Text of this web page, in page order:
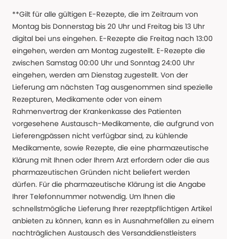
**Gilt für alle gültigen E-Rezepte, die im Zeitraum von
Montag bis Donnerstag bis 20 Uhr und Freitag bis 13 Uhr
digital bei uns eingehen. E-Rezepte die Freitag nach 13:00
eingehen, werden am Montag zugestellt. E-Rezepte die
zwischen Samstag 00:00 Uhr und Sonntag 24:00 Uhr
eingehen, werden am Dienstag zugestellt. Von der
Lieferung am nächsten Tag ausgenommen sind spezielle
Rezepturen, Medikamente oder von einem
Rahmenvertrag der Krankenkasse des Patienten
vorgesehene Austausch-Medikamente, die aufgrund von
Lieferengpässen nicht verfügbar sind, zu kühlende
Medikamente, sowie Rezepte, die eine pharmazeutische
Klärung mit Ihnen oder Ihrem Arzt erfordern oder die aus
pharmazeutischen Gründen nicht beliefert werden
dürfen. Für die pharmazeutische Klärung ist die Angabe
Ihrer Telefonnummer notwendig. Um Ihnen die
schnellstmögliche Lieferung Ihrer rezeptpflichtigen Artikel
anbieten zu können, kann es in Ausnahmefällen zu einem
nachträglichen Austausch des Versanddienstleisters